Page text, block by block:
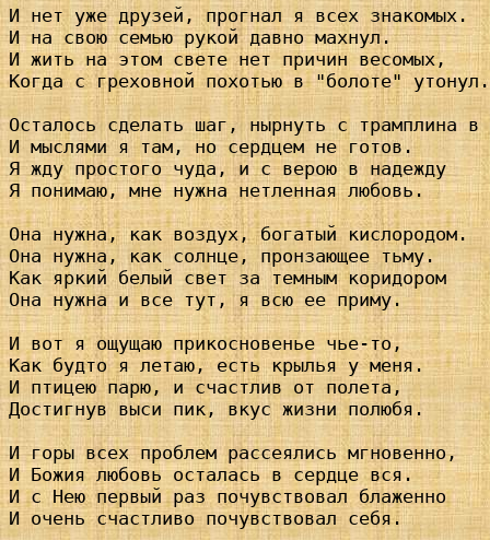
И нет уже друзей, прогнал я всех знакомых.
И на свою семью рукой давно махнул.
И жить на этом свете нет причин весомых,
Когда с греховной похотью в "болоте" утонул.
Осталось сделать шаг, нырнуть с трамплина в
И мыслями я там, но сердцем не готов.
Я жду простого чуда, и с верою в надежду
Я понимаю, мне нужна нетленная любовь.
Она нужна, как воздух, богатый кислородом.
Она нужна, как солнце, пронзающее тьму.
Как яркий белый свет за темным коридором
Она нужна и все тут, я всю ее приму.
И вот я ощущаю прикосновенье чье-то,
Как будто я летаю, есть крылья у меня.
И птицею парю, и счастлив от полета,
Достигнув выси пик, вкус жизни полюбя.
И горы всех проблем рассеялись мгновенно,
И Божия любовь осталась в сердце вся.
И с Нею первый раз почувствовал блаженно
И очень счастливо почувствовал себя.